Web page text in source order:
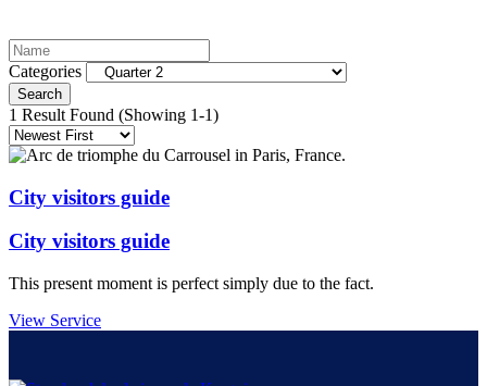
Categories
Search
1 Result Found (Showing 1-1)
City visitors guide
City visitors guide
This present moment is perfect simply due to the fact.
View Service